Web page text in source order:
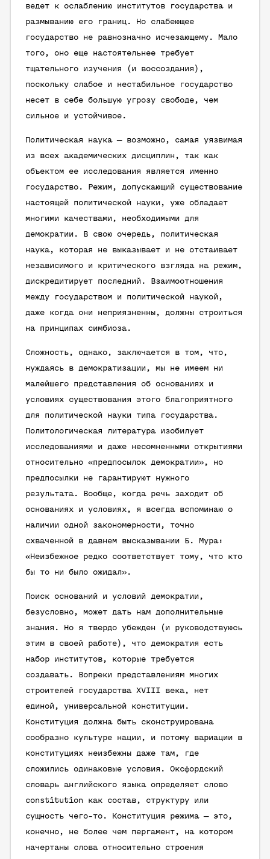
ведет к ослаблению институтов государства и
размыванию его границ. Но слабеющее
государство не равнозначно исчезающему. Мало
того, оно еще настоятельнее требует
тщательного изучения (и воссоздания),
поскольку слабое и нестабильное государство
несет в себе большую угрозу свободе, чем
сильное и устойчивое.
Политическая наука — возможно, самая уязвимая
из всех академических дисциплин, так как
объектом ее исследования является именно
государство. Режим, допускающий существование
настоящей политической науки, уже обладает
многими качествами, необходимыми для
демократии. В свою очередь, политическая
наука, которая не выказывает и не отстаивает
независимого и критического взгляда на режим,
дискредитирует последний. Взаимоотношения
между государством и политической наукой,
даже когда они неприязненны, должны строиться
на принципах симбиоза.
Сложность, однако, заключается в том, что,
нуждаясь в демократизации, мы не имеем ни
малейшего представления об основаниях и
условиях существования этого благоприятного
для политической науки типа государства.
Политологическая литература изобилует
исследованиями и даже несомненными открытиями
относительно «предпосылок демократии», но
предпосылки не гарантируют нужного
результата. Вообще, когда речь заходит об
основаниях и условиях, я всегда вспоминаю о
наличии одной закономерности, точно
схваченной в давнем высказывании Б. Мура:
«Неизбежное редко соответствует тому, что кто
бы то ни было ожидал».
Поиск оснований и условий демократии,
безусловно, может дать нам дополнительные
знания. Но я твердо убежден (и руководствуюсь
этим в своей работе), что демократия есть
набор институтов, которые требуется
создавать. Вопреки представлениям многих
строителей государства XVIII века, нет
единой, универсальной конституции.
Конституция должна быть сконструирована
сообразно культуре нации, и потому вариации в
конституциях неизбежны даже там, где
сложились одинаковые условия. Оксфордский
словарь английского языка определяет слово
constitution как состав, структуру или
сущность чего-то. Конституция режима — это,
конечно, не более чем пергамент, на котором
начертаны слова относительно строения